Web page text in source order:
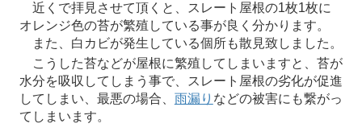
近くで拝見させて頂くと、スレート屋根の1枚1枚に
オレンジ色の苔が繁殖している事が良く分かります。
また、白カビが発生している個所も散見致しました。
こうした苔などが屋根に繁殖してしまいますと、苔が
水分を吸収してしまう事で、スレート屋根の劣化が促進
してしまい、最悪の場合、 雨漏り などの被害にも繋がっ
てしまいます。